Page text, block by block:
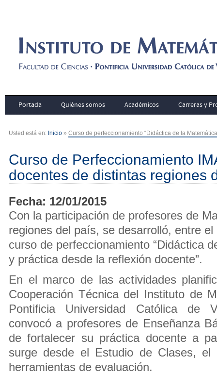
Portada Quiénes somos Académicos Carreras y
Usted está en: Inicio » Curso de perfeccionamiento “Didáctica de la
Curso de Perfeccionamiento
docentes de distintas regiones
Fecha: 12/01/2015
Con la participación de profesores de
regiones del país, se desarrolló, entre
curso de perfeccionamiento “Didáctica
y práctica desde la reflexión docente”.
En el marco de las actividades
Cooperación Técnica del Instituto de
Pontificia Universidad Católica de
convocó a profesores de Enseñanza
de fortalecer su práctica docente a
surge desde el Estudio de Clases, el
herramientas de evaluación.